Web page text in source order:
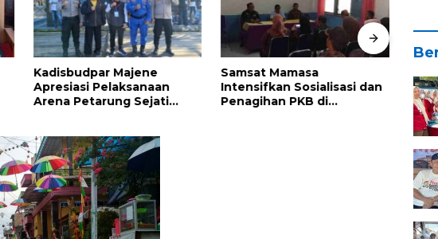
Kadisbudpar Majene
Apresiasi Pelaksanaan
Arena Petarung Sejati
Samsat Mamasa
Intensifkan Sosialisasi dan
Penagihan PKB di